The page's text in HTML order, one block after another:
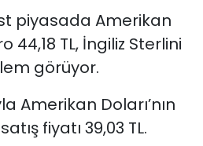
piyasada Amerikan
44,18 TL, İngiliz Sterlini
görüyor.
Amerikan Doları’nın
fiyatı 39,03 TL.